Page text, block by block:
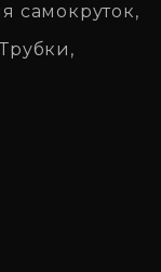
самокруток,